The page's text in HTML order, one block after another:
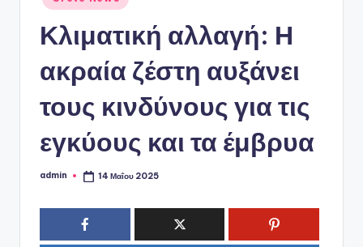
σε
Κλιματική αλλαγή: Η
ακραία ζέστη αυξάνει
τους κινδύνους για τις
εγκύους και τα έμβρυα
Συγγραφέας:
admin 14 Μαΐου 2025